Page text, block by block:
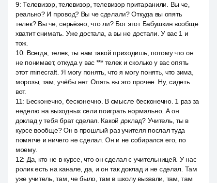
9:Телевизор, телевизор, телевизор притаранили. Вы че,
реально? И провод? Вы че сделали? Откуда вы опять
телек? Вы че, серьёзно, что ли? Бот этот Бабушкин вообще
хватит снимать. Уже достала, а вы не достали. У вас 1 и
тож.
10: Всегда, телек, ты нам такой приходишь, потому что он
не понимает, откуда у вас *** телек и сколько у вас опять
этот minecraft. Я могу понять, что я могу понять, что зима,
морозы, там, учёбы нет. Опять вы это прочее. Ну, сидеть
вот.
11: Бесконечно, бесконечно. В смысле бесконечно. 1 раз за
неделю на выходных сели поиграть нормально. А он
доклад у тебя брат сделал. Какой доклад? Учитель, ты в
курсе вообще? Он в прошлый раз учителя послал туда
помягче и ничего не сделал. Он и не собирался его, по
моему.
12: Да, кто не в курсе, что он сделал с учительницей. У нас
ролик есть на канале, да, и он так доклад и не сделал. Там
уже учитель, там, че было, там в школу вызвали, там, там